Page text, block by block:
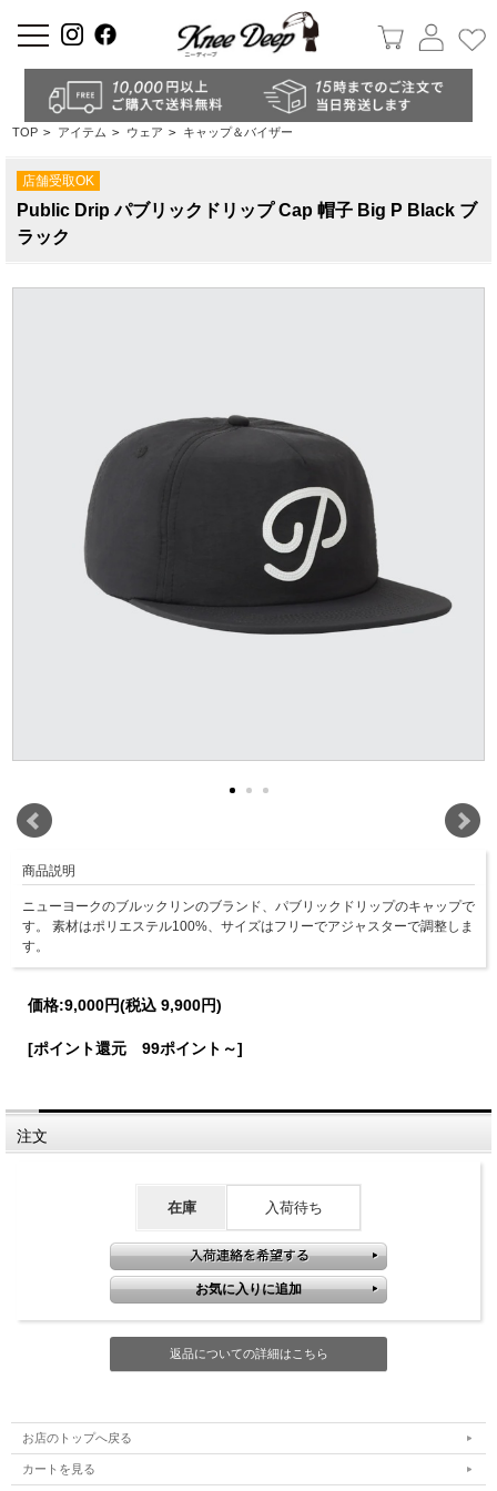
a
TOP > アイテム > ウェア > キャップ＆バイザー
店舗受取OK
Public Drip パブリックドリップ Cap 帽子 Big P Black ブ
ラック
商品説明
ニューヨークのブルックリンのブランド、パブリックドリップのキャップで
す。 素材はポリエステル100%、サイズはフリーでアジャスターで調整しま
す。
価格:9,000円(税込 9,900円)
[ポイント還元 99ポイント～]
注文
在庫 入荷待ち
返品についての詳細はこちら
お店のトップへ戻る
カートを見る